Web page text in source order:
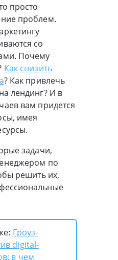
просто
проблем.
со
Почему
Как снизить
? Как привлечь
лендинг? И в
вам придется
имея
задачи,
по
решить их,
Гроуз-
digital-
в чем